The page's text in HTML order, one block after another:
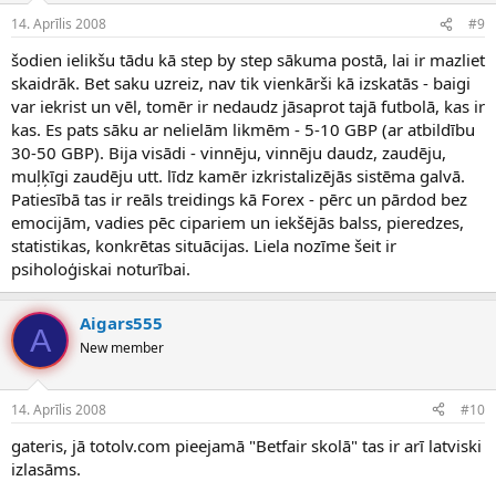
14. Aprīlis 2008 #9
šodien ielikšu tādu kā step by step sākuma postā, lai ir mazliet
skaidrāk. Bet saku uzreiz, nav tik vienkārši kā izskatās - baigi
var iekrist un vēl, tomēr ir nedaudz jāsaprot tajā futbolā, kas ir
kas. Es pats sāku ar nelielām likmēm - 5-10 GBP (ar atbildību
30-50 GBP). Bija visādi - vinnēju, vinnēju daudz, zaudēju,
muļķīgi zaudēju utt. līdz kamēr izkristalizējās sistēma galvā.
Patiesībā tas ir reāls treidings kā Forex - pērc un pārdod bez
emocijām, vadies pēc cipariem un iekšējās balss, pieredzes,
statistikas, konkrētas situācijas. Liela nozīme šeit ir
psiholoģiskai noturībai.
A Aigars555
New member
14. Aprīlis 2008 #10
gateris, jā totolv.com pieejamā "Betfair skolā" tas ir arī latviski
izlasāms.